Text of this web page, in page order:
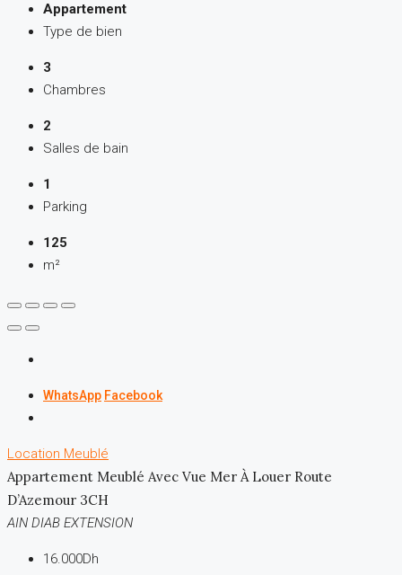
Appartement
Type de bien
3
Chambres
2
Salles de bain
1
Parking
125
m²
WhatsApp Facebook
Location Meublé
Appartement Meublé Avec Vue Mer À Louer Route
D’Azemour 3CH
AIN DIAB EXTENSION
16.000Dh